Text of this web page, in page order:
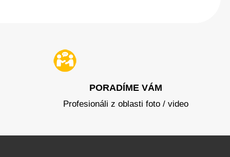
PORADÍME VÁM
Profesionáli z oblasti foto / video